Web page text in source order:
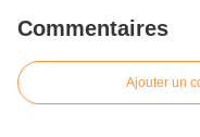
Commentaires
Ajouter un